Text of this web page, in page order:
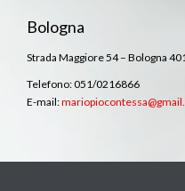
Bologna
Strada Maggiore 54 – Bologna
Telefono: 051/0216866
E-mail: